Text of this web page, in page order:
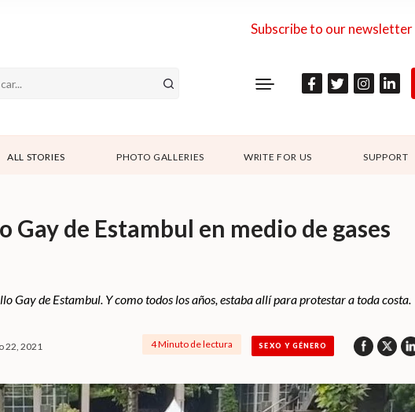
Subscribe to our newsletter
ALL STORIES PHOTO GALLERIES WRITE FOR US SUPPORT
de Estambul en medio de gases
Gay de Estambul. Y como todos los años, estaba allí para protestar a toda costa.
22, 2021 4 Minuto de lectura SEXO Y GÉNERO